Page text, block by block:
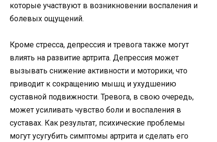
которые участвуют в возникновении воспаления и
болевых ощущений.
Кроме стресса, депрессия и тревога также могут
влиять на развитие артрита. Депрессия может
вызывать снижение активности и моторики, что
приводит к сокращению мышц и ухудшению
суставной подвижности. Тревога, в свою очередь,
может усиливать чувство боли и воспаления в
суставах. Как результат, психические проблемы
могут усугубить симптомы артрита и сделать его